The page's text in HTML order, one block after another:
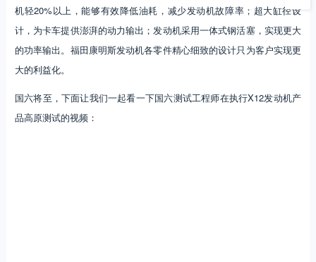
机轻20%以上，能够有效降低油耗，减少发动机故障率；超大缸径设
计，为卡车提供澎湃的动力输出；发动机采用一体式钢活塞，实现更大
的功率输出。福田康明斯发动机各零件精心细致的设计只为客户实现更
大的利益化。
国六将至，下面让我们一起看一下国六测试工程师在执行X12发动机产
品高原测试的视频：